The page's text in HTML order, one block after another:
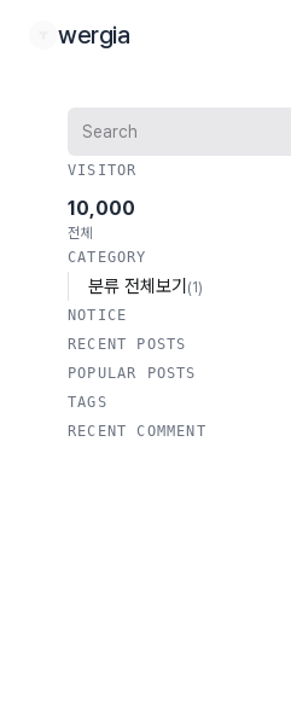
wergia
VISITOR
10,000
전체
CATEGORY
분류 전체보기 (1)
NOTICE
RECENT POSTS
POPULAR POSTS
TAGS
RECENT COMMENT